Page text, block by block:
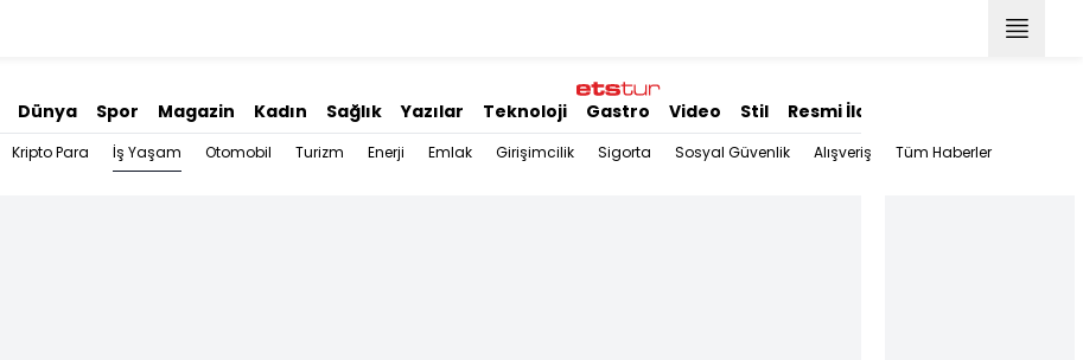
Dünya Spor Magazin Kadın Sağlık Yazılar Teknoloji Gastro Video Stil Resmi İlanlar
Kripto Para İş Yaşam Otomobil Turizm Enerji Emlak Girişimcilik Sigorta Sosyal Güvenlik Alışveriş Tüm Haberler